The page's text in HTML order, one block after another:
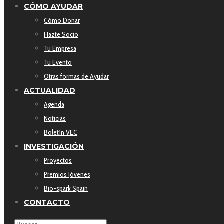
CÓMO AYUDAR
Cómo Donar
Hazte Socio
Tu Empresa
Tu Evento
Otras formas de Ayudar
ACTUALIDAD
Agenda
Noticias
Boletín VEC
INVESTIGACIÓN
Proyectos
Premios Jóvenes
Bio-spark Spain
CONTACTO